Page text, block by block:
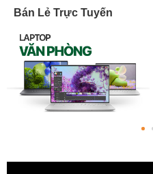
Bán Lẻ Trực Tuyến